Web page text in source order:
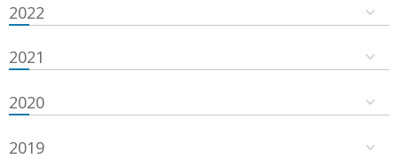
2022
2021
2020
2019